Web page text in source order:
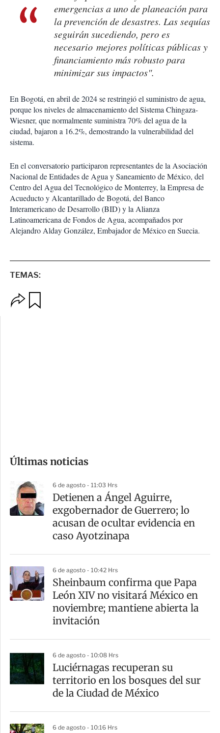
emergencias a uno de planeación para
la prevención de desastres. Las sequías
seguirán sucediendo, pero es
necesario mejores políticas públicas y
financiamiento más robusto para
minimizar sus impactos".
En Bogotá, en abril de 2024 se restringió el suministro de agua,
porque los niveles de almacenamiento del Sistema Chingaza-
Wiesner, que normalmente suministra 70% del agua de la
ciudad, bajaron a 16.2%, demostrando la vulnerabilidad del
sistema.
En el conversatorio participaron representantes de la Asociación
Nacional de Entidades de Agua y Saneamiento de México, del
Centro del Agua del Tecnológico de Monterrey, la Empresa de
Acueducto y Alcantarillado de Bogotá, del Banco
Interamericano de Desarrollo (BID) y la Alianza
Latinoamericana de Fondos de Agua, acompañados por
Alejandro Alday González, Embajador de México en Suecia.
TEMAS:
m
a
r
t
Últimas noticias
6 de agosto - 11:03 Hrs
Detienen a Ángel Aguirre,
exgobernador de Guerrero; lo
acusan de ocultar evidencia en
caso Ayotzinapa
6 de agosto - 10:42 Hrs
Sheinbaum confirma que Papa
León XIV no visitará México en
noviembre; mantiene abierta la
invitación
6 de agosto - 10:08 Hrs
Luciérnagas recuperan su
territorio en los bosques del sur
de la Ciudad de México
6 de agosto - 10:16 Hrs